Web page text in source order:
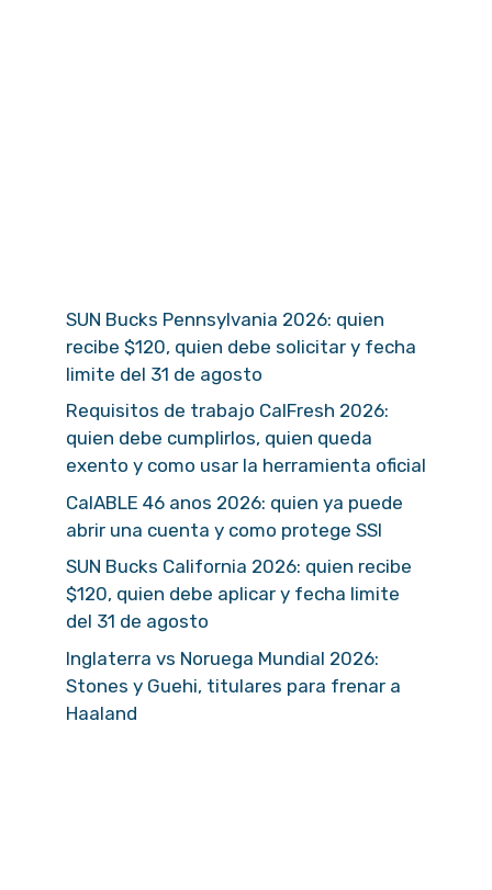
SUN Bucks Pennsylvania 2026: quien
recibe $120, quien debe solicitar y fecha
limite del 31 de agosto
Requisitos de trabajo CalFresh 2026:
quien debe cumplirlos, quien queda
exento y como usar la herramienta oficial
CalABLE 46 anos 2026: quien ya puede
abrir una cuenta y como protege SSI
SUN Bucks California 2026: quien recibe
$120, quien debe aplicar y fecha limite
del 31 de agosto
Inglaterra vs Noruega Mundial 2026:
Stones y Guehi, titulares para frenar a
Haaland